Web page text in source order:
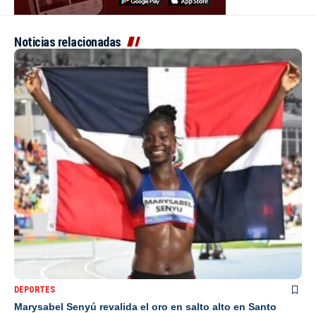
Noticias relacionadas
DEPORTES
Marysabel Senyú revalida el oro en salto alto en Santo